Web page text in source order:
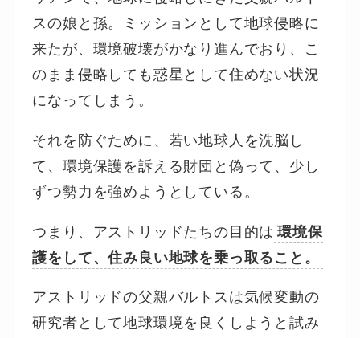
スの娘と孫。ミッションとして地球侵略に
来たが、環境破壊がかなり進んでおり、こ
のまま侵略しても惑星として住めない状況
になってしまう。
それを防ぐために、若い地球人を洗脳し
て、環境保護を訴える財団と偽って、少し
ずつ勢力を強めようとしている。
つまり、アストリッドたちの目的は 環境保
護をして、住み良い地球を乗っ取ること。
アストリッドの父親バルトスは気候変動の
研究者として地球環境を良くしようと試み